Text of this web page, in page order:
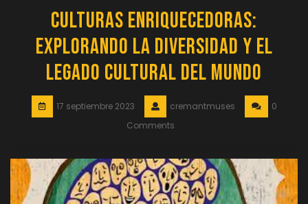
Culturas enriquecedoras:
Explorando la diversidad y el
legado cultural del mundo
17 septiembre 2023 cremantmuses
0
Comments